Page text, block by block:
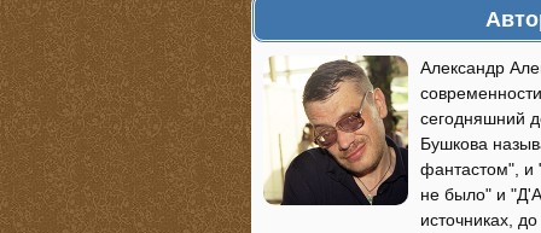
Александр
сегодняшний
Бушкова
фантастом", и
не было" и
источниках,